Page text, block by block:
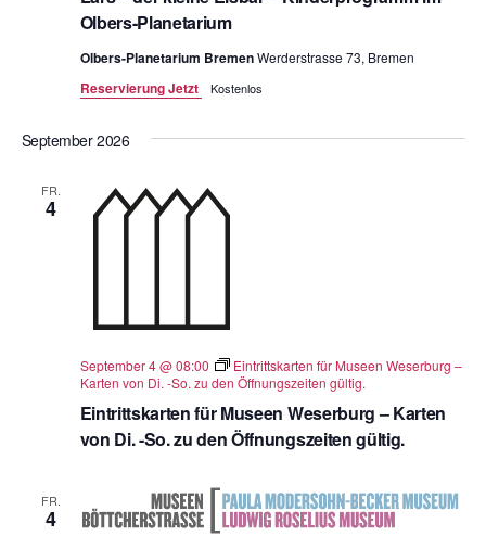
Olbers-Planetarium
Olbers-Planetarium BremenWerderstrasse 73, Bremen
Reservierung Jetzt Kostenlos
September 2026
FR.
4
Eintrittskarten für Museen Weserburg – Karten
von Di. -So. zu den Öffnungszeiten gültig.
September 4 @ 08:00
Eintrittskarten für Museen Weserburg –
Karten von Di. -So. zu den Öffnungszeiten gültig.
FR.
4